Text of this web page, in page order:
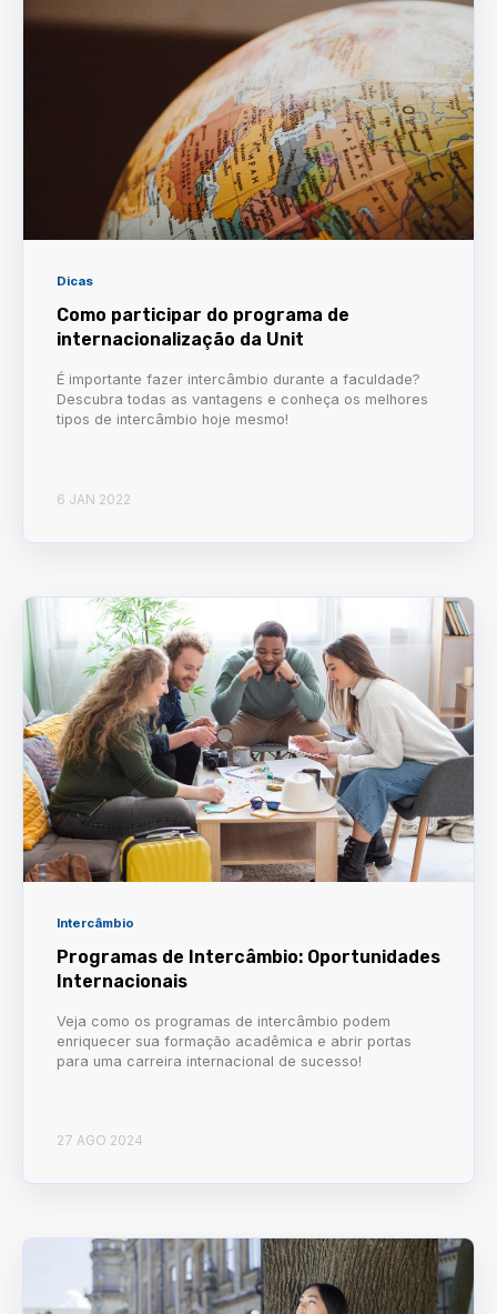
Dicas
Como participar do programa de
internacionalização da Unit
É importante fazer intercâmbio durante a faculdade?
Descubra todas as vantagens e conheça os melhores
tipos de intercâmbio hoje mesmo!
6 JAN 2022
Intercâmbio
Programas de Intercâmbio: Oportunidades
Internacionais
Veja como os programas de intercâmbio podem
enriquecer sua formação acadêmica e abrir portas
para uma carreira internacional de sucesso!
27 AGO 2024